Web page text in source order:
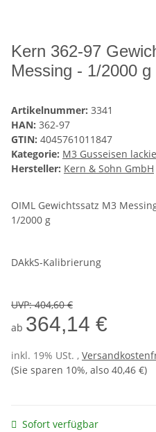
Kern 362-97
Messing - 1/2000
Artikelnummer: 3341
HAN: 362-97
GTIN: 4045761011847
Kategorie: M3 Gusseisen
Hersteller: Kern & Sohn GmbH
OIML Gewichtssatz M3
1/2000 g
DAkkS-Kalibrierung
UVP:404,60 €
ab 364,14 €
inkl. 19% USt. ,
(Sie sparen 10%, also 40,46 €)
Sofort verfügbar